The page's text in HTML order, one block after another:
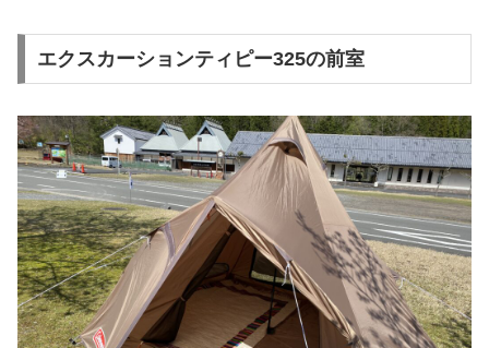
エクスカーションティピー325の前室